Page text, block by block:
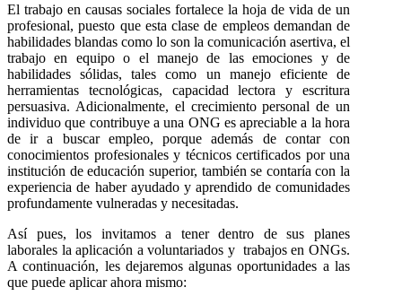
El trabajo en causas sociales fortalece la hoja de vida de un
profesional, puesto que esta clase de empleos demandan de
habilidades blandas como lo son la comunicación asertiva, el
trabajo en equipo o el manejo de las emociones y de
habilidades sólidas, tales como un manejo eficiente de
herramientas tecnológicas, capacidad lectora y escritura
persuasiva. Adicionalmente, el crecimiento personal de un
individuo que contribuye a una ONG es apreciable a la hora
de ir a buscar empleo, porque además de contar con
conocimientos profesionales y técnicos certificados por una
institución de educación superior, también se contaría con la
experiencia de haber ayudado y aprendido de comunidades
profundamente vulneradas y necesitadas.
Así pues, los invitamos a tener dentro de sus planes
laborales la aplicación a voluntariados y trabajos en ONGs.
A continuación, les dejaremos algunas oportunidades a las
que puede aplicar ahora mismo: